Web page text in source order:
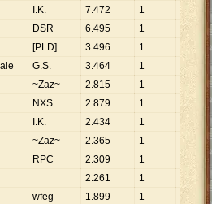
I.K. 7.472 1
DSR 6.495 1 6
[PLD] 3.496 1
G.S. 3.464 1 3
~Zaz~ 2.815 1
NXS 2.879 1 2
I.K. 2.434 1
434
~Zaz~ 2.365 1
RPC 2.309 1 2 309
2.261 1
261
wfeg 1.899 1